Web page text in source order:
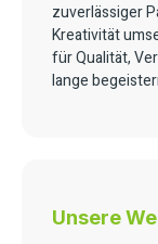
zuverlässiger
Kreativität
für Qualität,
lange
Unsere